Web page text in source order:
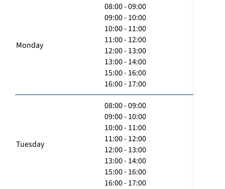
Monday
08:00 - 09:00
09:00 - 10:00
10:00 - 11:00
11:00 - 12:00
12:00 - 13:00
13:00 - 14:00
15:00 - 16:00
16:00 - 17:00
Tuesday
08:00 - 09:00
09:00 - 10:00
10:00 - 11:00
11:00 - 12:00
12:00 - 13:00
13:00 - 14:00
15:00 - 16:00
16:00 - 17:00